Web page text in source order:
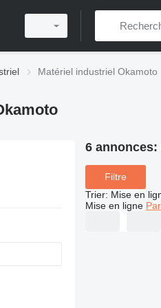
Matériel industriel Okamoto
6 annonces:
Filtre
Trier: Mise en
Mise en ligne